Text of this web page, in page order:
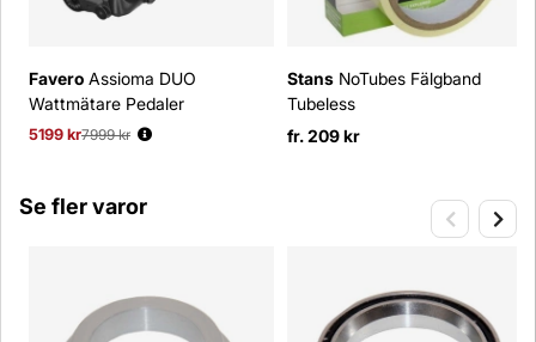
Favero Assioma DUO
Wattmätare Pedaler
5199 kr
Ordinarie pris:
7999 kr
Stans NoTubes Fälgband
Tubeless
fr. 209 kr
Se fler varor